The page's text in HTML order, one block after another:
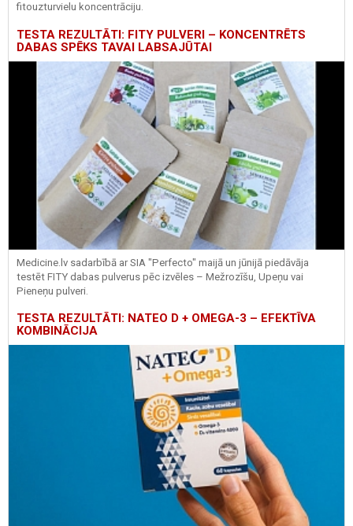
fitouzturvielu koncentrāciju.
TESTA REZULTĀTI: FITY PULVERI – KONCENTRĒTS
DABAS SPĒKS TAVAI LABSAJŪTAI
Medicine.lv sadarbībā ar SIA "Perfecto" maijā un jūnijā piedāvāja
testēt FITY dabas pulverus pēc izvēles – Mežrozīšu, Upeņu vai
Pieneņu pulveri.
TESTA REZULTĀTI: NATEO D + OMEGA-3 – EFEKTĪVA
KOMBINĀCIJA